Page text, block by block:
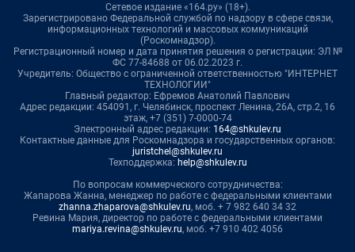
Сетевое издание «164.ру» (18+).
Зарегистрировано Федеральной службой по надзору в сфере связи,
информационных технологий и массовых коммуникаций
(Роскомнадзор).
Регистрационный номер и дата принятия решения о регистрации: ЭЛ №
ФС 77-84688 от 06.02.2023 г.
Учредитель: Общество с ограниченной ответственностью "ИНТЕРНЕТ
ТЕХНОЛОГИИ"
Главный редактор: Ефремов Анатолий Павлович
Адрес редакции: 454091, г. Челябинск, проспект Ленина, 26А, стр.2, 16
этаж, +7 (351) 7-0000-74
Электронный адрес редакции: 164@shkulev.ru
Контактные данные для Роскомнадзора и государственных органов:
juristchel@shkulev.ru
Техподдержка: help@shkulev.ru
По вопросам коммерческого сотрудничества:
Жапарова Жанна, менеджер по работе с федеральными клиентами
zhanna.zhaparova@shkulev.ru, моб. + 7 982 640 34 32
Ревина Мария, директор по работе с федеральными клиентами
mariya.revina@shkulev.ru, моб. +7 910 402 4056